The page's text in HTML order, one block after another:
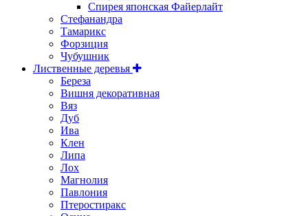
Спирея японская Файерлайт
Стефанандра
Тамарикс
Форзиция
Чубушник
Лиственные деревья
Береза
Вишня декоративная
Вяз
Дуб
Ива
Клен
Липа
Лох
Магнолия
Павлония
Птеростиракс